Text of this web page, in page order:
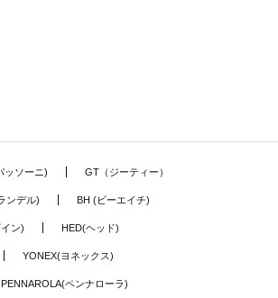
ッソーニ) GT（ジーティー）
ンデル) BH (ビーエイチ)
ン) HED(ヘッド)
YONEX(ヨネックス)
PENNAROLA(ペンナローラ)